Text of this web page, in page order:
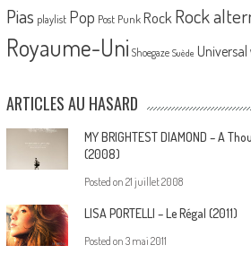
Pias playlist Pop Post Punk Rock Rock
Royaume-Uni Shoegaze Suède Universal
ARTICLES AU HASARD
MY BRIGHTEST DIAMOND – A
(2008)
Posted on 21 juillet 2008
LISA PORTELLI – Le Régal (2011)
Posted on 3 mai 2011